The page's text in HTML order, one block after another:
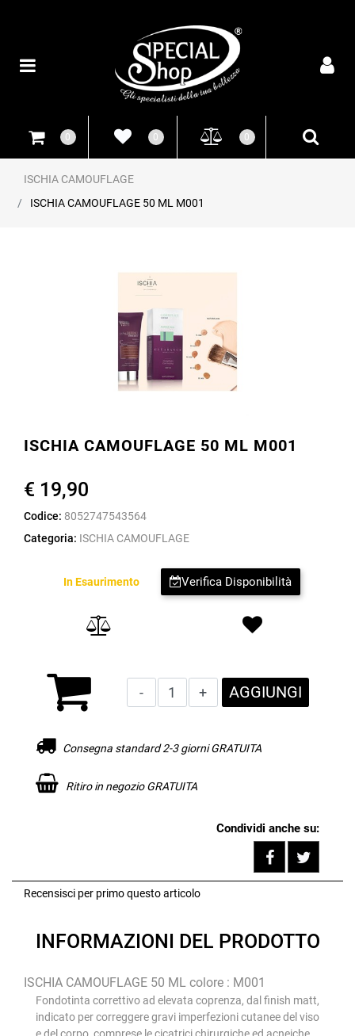
0 0 0
ISCHIA CAMOUFLAGE
ISCHIA CAMOUFLAGE 50 ML M001
ISCHIA CAMOUFLAGE 50 ML M001
€ 19,90
Codice: 8052747543564
Categoria: ISCHIA CAMOUFLAGE
Verifica Disponibilità
In Esaurimento
Quantità
AGGIUNGI
Consegna standard 2-3 giorni GRATUITA
Ritiro in negozio GRATUITA
Condividi anche su:
Recensisci per primo questo articolo
INFORMAZIONI DEL PRODOTTO
ISCHIA CAMOUFLAGE 50 ML colore : M001
Fondotinta correttivo ad elevata coprenza, dal finish matt,
indicato per correggere gravi imperfezioni cutanee del viso